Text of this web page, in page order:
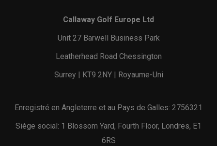
Callaway Golf Europe Ltd
Unit 27 Barwell Business Park
Leatherhead Road Chessington
Surrey | KT9 2NY | Royaume-Uni
Enregistré en Angleterre et au Pays de Galles: 2756321
Siège social: 1 Blossom Yard, Fourth Floor, Londres, E1
6RS